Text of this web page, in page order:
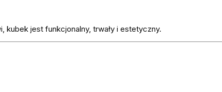
jest funkcjonalny, trwały i estetyczny.